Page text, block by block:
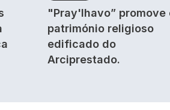
"Pray'lhavo” promove
património religioso
edificado do
Arciprestado.